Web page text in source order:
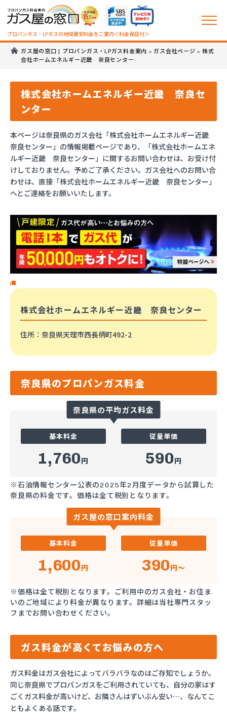
プロパンガス・LPガスの地域最安料金をご案内＜料金保証付＞
ガス屋の窓口 | プロパンガス・LPガス料金案内 >ガス会社ページ > 株式
会社ホームエネルギー近畿 奈良センター
株式会社ホームエネルギー近畿 奈良セ
ンター
本ページは奈良県のガス会社「株式会社ホームエネルギー近畿
奈良センター」の情報掲載ページであり、「株式会社ホームエネ
ルギー近畿 奈良センター」に関するお問い合わせは、お受け付
けしておりません。予めご了承ください。ガス会社へのお問い合
わせは、直接「株式会社ホームエネルギー近畿 奈良センター」
へとご連絡をお願いいたします。
株式会社ホームエネルギー近畿 奈良センター
住所 ：奈良県天理市西長柄町492-2
奈良県のプロパンガス料金
奈良県の平均ガス料金
基本料金
1,760円
従量単価
590円
※石油情報センター公表の2025年2月度データから試算した
奈良県の料金です。価格は全て税別となります。
ガス屋の窓口案内料金
基本料金
1,600円
従量単価
390円～
※価格は全て税別となります。ご利用中のガス会社・お住ま
いのご地域により料金が異なります。詳細は当社専門スタッ
フまでお問い合わせください。
ガス料金が高くてお悩みの方へ
ガス料金はガス会社によってバラバラなのはご存知でしょうか。
同じ奈良県でプロパンガスをご利用されていても、自分の家はす
ごくガス料金が高いけど、お隣さんはずいぶん安い…、なんてこ
ともよくある話です。